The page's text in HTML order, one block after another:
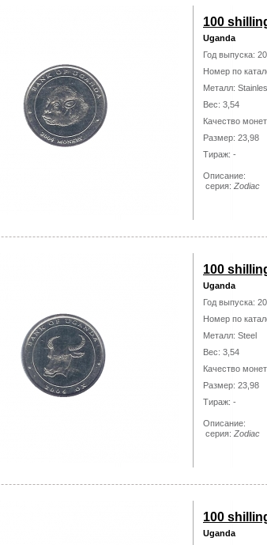
100
Uganda
Год выпуска:
Номер по
Металл:
Вес: 3,54
Качество
Размер: 23,98
Тираж: -
Описание:
серия: Zodiac
100
Uganda
Год выпуска:
Номер по
Металл: Steel
Вес: 3,54
Качество
Размер: 23,98
Тираж: -
Описание:
серия: Zodiac
100
Uganda